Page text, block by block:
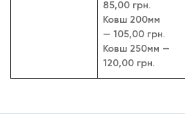
85,00 грн.
Ковш 200мм
— 105,00 грн.
Ковш 250мм —
120,00 грн.